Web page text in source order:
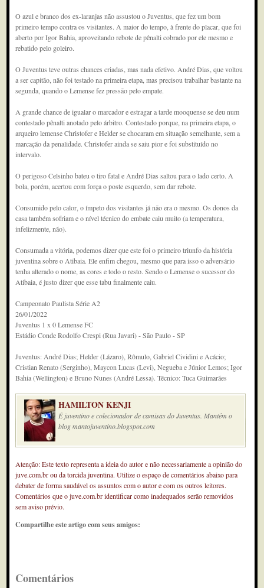
O azul e branco dos ex-laranjas não assustou o Juventus, que fez um bom
primeiro tempo contra os visitantes. A maior do tempo, à frente do placar, que foi
aberto por Igor Bahia, aproveitando rebote de pênalti cobrado por ele mesmo e
rebatido pelo goleiro.
O Juventus teve outras chances criadas, mas nada efetivo. André Dias, que voltou
a ser capitão, não foi testado na primeira etapa, mas precisou trabalhar bastante na
segunda, quando o Lemense fez pressão pelo empate.
A grande chance de igualar o marcador e estragar a tarde mooquense se deu num
contestado pênalti anotado pelo árbitro. Contestado porque, na primeira etapa, o
arqueiro lemense Christofer e Helder se chocaram em situação semelhante, sem a
marcação da penalidade. Christofer ainda se saiu pior e foi substituído no
intervalo.
O perigoso Celsinho bateu o tiro fatal e André Dias saltou para o lado certo. A
bola, porém, acertou com força o poste esquerdo, sem dar rebote.
Consumido pelo calor, o ímpeto dos visitantes já não era o mesmo. Os donos da
casa também sofriam e o nível técnico do embate caiu muito (a temperatura,
infelizmente, não).
Consumada a vitória, podemos dizer que este foi o primeiro triunfo da história
juventina sobre o Atibaia. Ele enfim chegou, mesmo que para isso o adversário
tenha alterado o nome, as cores e todo o resto. Sendo o Lemense o sucessor do
Atibaia, é justo dizer que esse tabu finalmente caiu.
Campeonato Paulista Série A2
26/01/2022
Juventus 1 x 0 Lemense FC
Estádio Conde Rodolfo Crespi (Rua Javari) - São Paulo - SP
Juventus: André Dias; Helder (Lázaro), Rômulo, Gabriel Cividini e Acácio;
Cristian Renato (Serginho), Maycon Lucas (Levi), Negueba e Júnior Lemos; Igor
Bahia (Wellington) e Bruno Nunes (André Lessa). Técnico: Tuca Guimarães
HAMILTON KENJI
É juventino e colecionador de camisas do Juventus. Mantém o
blog mantojuventino.blogspot.com
Atenção: Este texto representa a ideia do autor e não necessariamente a opinião do
juve.com.br ou da torcida juventina. Utilize o espaço de comentários abaixo para
debater de forma saudável os assuntos com o autor e com os outros leitores.
Comentários que o juve.com.br identificar como inadequados serão removidos
sem aviso prévio.
Compartilhe este artigo com seus amigos:
Comentários